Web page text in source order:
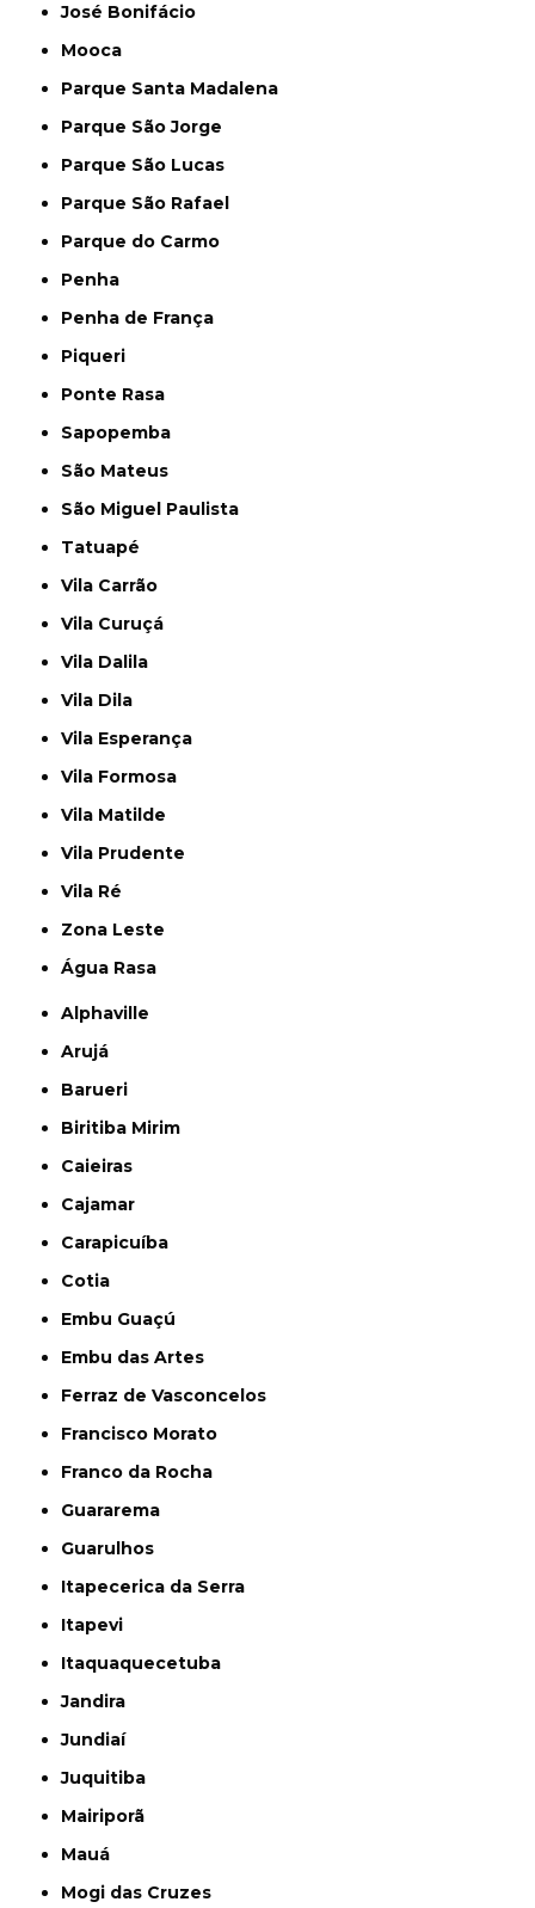
José Bonifácio
Mooca
Parque Santa Madalena
Parque São Jorge
Parque São Lucas
Parque São Rafael
Parque do Carmo
Penha
Penha de França
Piqueri
Ponte Rasa
Sapopemba
São Mateus
São Miguel Paulista
Tatuapé
Vila Carrão
Vila Curuçá
Vila Dalila
Vila Dila
Vila Esperança
Vila Formosa
Vila Matilde
Vila Prudente
Vila Ré
Zona Leste
Água Rasa
Alphaville
Arujá
Barueri
Biritiba Mirim
Caieiras
Cajamar
Carapicuíba
Cotia
Embu Guaçú
Embu das Artes
Ferraz de Vasconcelos
Francisco Morato
Franco da Rocha
Guararema
Guarulhos
Itapecerica da Serra
Itapevi
Itaquaquecetuba
Jandira
Jundiaí
Juquitiba
Mairiporã
Mauá
Mogi das Cruzes